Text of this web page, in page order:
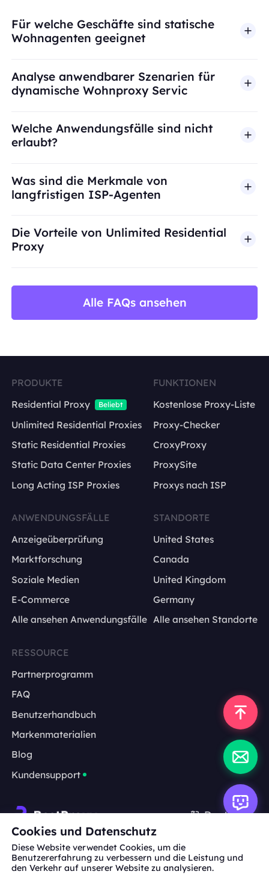
Für welche Geschäfte sind statische
Wohnagenten geeignet
Analyse anwendbarer Szenarien für
dynamische Wohnproxy Servic
Welche Anwendungsfälle sind nicht
erlaubt?
BestProxy unterstützt keinen Betrug, Spam,
Was sind die Merkmale von
langfristigen ISP-Agenten
Die Vorteile von Unlimited Residential
Proxy
Alle FAQs ansehen
PRODUKTE
Residential Proxy
Beliebt
Unlimited Residential Proxies
Static Residential Proxies
Static Data Center Proxies
Long Acting ISP Proxies
FUNKTIONEN
Kostenlose Proxy-Liste
Proxy-Checker
CroxyProxy
ProxySite
Proxys nach ISP
ANWENDUNGSFÄLLE
Anzeigeüberprüfung
Marktforschung
Soziale Medien
E-Commerce
Alle ansehen Anwendungsfälle
STANDORTE
United States
Canada
United Kingdom
Germany
Alle ansehen Standorte
RESSOURCE
Partnerprogramm
FAQ
Benutzerhandbuch
Markenmaterialien
Blog
Kundensupport
Deutsch
Zusammenarbeit:michael.wang@bestproxy.com
Cookies und Datenschutz
Diese Website verwendet Cookies, um die
Benutzererfahrung zu verbessern und die Leistung und
den Verkehr auf unserer Website zu analysieren.